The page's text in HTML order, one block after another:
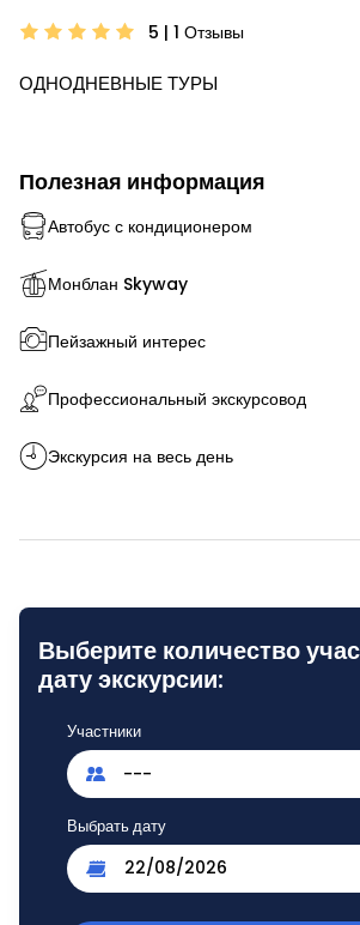
5 | 1 Отзывы
ОДНОДНЕВНЫЕ ТУРЫ
Полезная информация
Автобус с кондиционером
Монблан Skyway
Пейзажный интерес
Профессиональный экскурсовод
Экскурсия на весь день
Выберите количество
дату экскурсии:
Участники
---
Выбрать дату